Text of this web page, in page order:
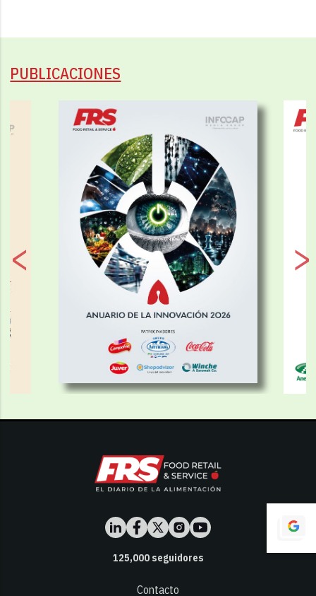
PUBLICACIONES
125,000seguidores
Contacto